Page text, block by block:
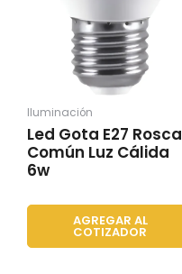
Iluminación
Led Gota E27 Rosca
Común Luz Cálida
6w
AGREGAR AL
COTIZADOR